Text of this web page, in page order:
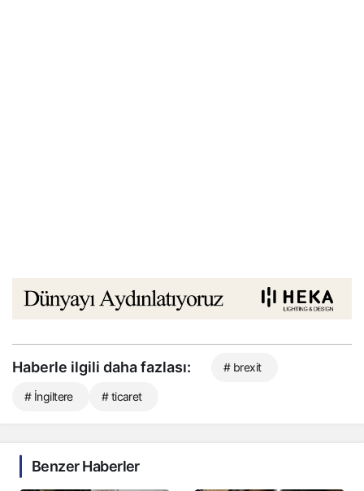
Haberle ilgili daha fazlası: # brexit
# İngiltere # ticaret
Benzer Haberler